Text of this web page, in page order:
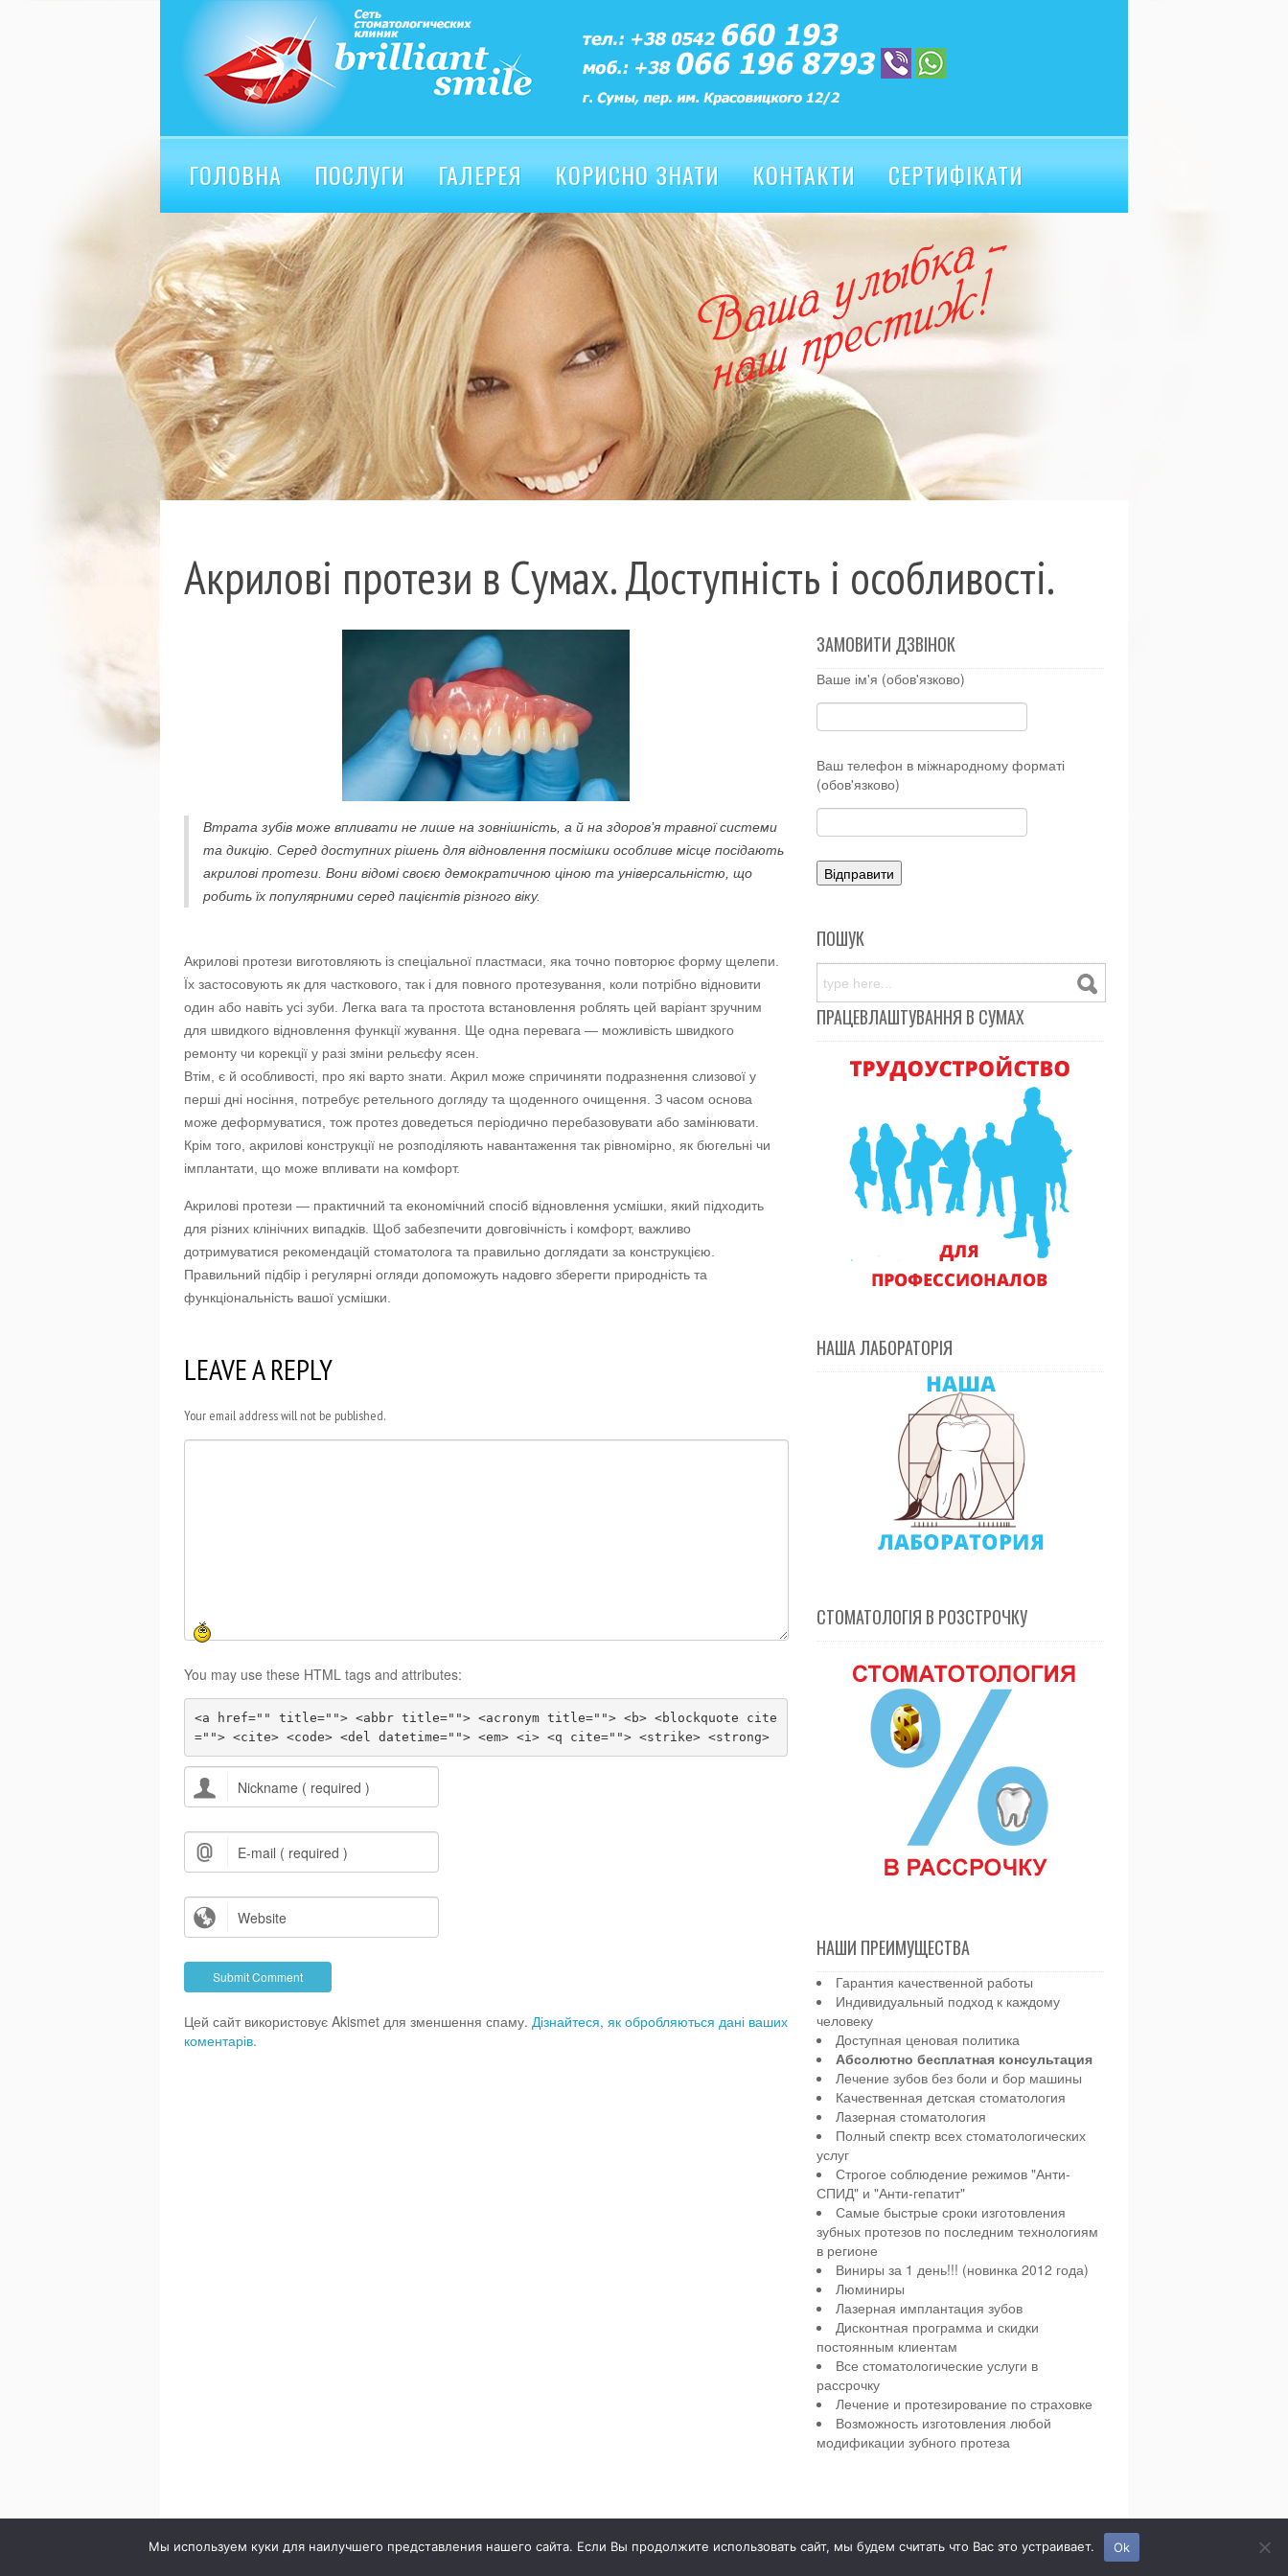
ГОЛОВНА ПОСЛУГИ ГАЛЕРЕЯ КОРИСНО ЗНАТИ КОНТАКТИ
СЕРТИФІКАТИ
ВІДГУКИ
Акрилові протези в Сумах. Доступність і особливості.
Втрата зубів може впливати не лише на зовнішність, а й на здоров’я травної системи
та дикцію. Серед доступних рішень для відновлення посмішки особливе місце посідають
акрилові протези. Вони відомі своєю демократичною ціною та універсальністю, що
робить їх популярними серед пацієнтів різного віку.
Акрилові протези виготовляють із спеціальної пластмаси, яка точно повторює форму щелепи.
Їх застосовують як для часткового, так і для повного протезування, коли потрібно відновити
один або навіть усі зуби. Легка вага та простота встановлення роблять цей варіант зручним
для швидкого відновлення функції жування. Ще одна перевага — можливість швидкого
ремонту чи корекції у разі зміни рельєфу ясен.
Втім, є й особливості, про які варто знати. Акрил може спричиняти подразнення слизової у
перші дні носіння, потребує ретельного догляду та щоденного очищення. З часом основа
може деформуватися, тож протез доведеться періодично перебазовувати або замінювати.
Крім того, акрилові конструкції не розподіляють навантаження так рівномірно, як бюгельні чи
імплантати, що може впливати на комфорт.
Акрилові протези — практичний та економічний спосіб відновлення усмішки, який підходить
для різних клінічних випадків. Щоб забезпечити довговічність і комфорт, важливо
дотримуватися рекомендацій стоматолога та правильно доглядати за конструкцією.
Правильний підбір і регулярні огляди допоможуть надовго зберегти природність та
функціональність вашої усмішки.
LEAVE A REPLY
Your email address will not be published.
You may use these HTML tags and attributes:
<a href="" title=""> <abbr title=""> <acronym title=""> <b> <blockquote cite
=""> <cite> <code> <del datetime=""> <em> <i> <q cite=""> <strike> <strong>
Цей сайт використовує Akismet для зменшення спаму. Дізнайтеся, як обробляються дані ваших
коментарів.
ЗАМОВИТИ ДЗВІНОК
Ваше ім'я (обов'язково)
Ваш телефон в міжнародному форматі
(обов'язково)
ПОШУК
ПРАЦЕВЛАШТУВАННЯ В СУМАХ
НАША ЛАБОРАТОРІЯ
СТОМАТОЛОГІЯ В РОЗСТРОЧКУ
НАШИ ПРЕИМУЩЕСТВА
Гарантия качественной работы
Индивидуальный подход к каждому
человеку
Доступная ценовая политика
Абсолютно бесплатная консультация
Лечение зубов без боли и бор машины
Качественная детская стоматология
Лазерная стоматология
Полный спектр всех стоматологических
услуг
Строгое соблюдение режимов "Анти-
СПИД" и "Анти-гепатит"
Самые быстрые сроки изготовления
зубных протезов по последним технологиям
в регионе
Виниры за 1 день!!! (новинка 2012 года)
Люминиры
Лазерная имплантация зубов
Дисконтная программа и скидки
постоянным клиентам
Все стоматологические услуги в
рассрочку
Лечение и протезирование по страховке
Возможность изготовления любой
модификации зубного протеза
Детская и взрослая стоматология в городе Сумы.
Мы используем куки для наилучшего представления нашего сайта. Если Вы продолжите использовать сайт, мы будем считать что Вас это устраивает. Ok